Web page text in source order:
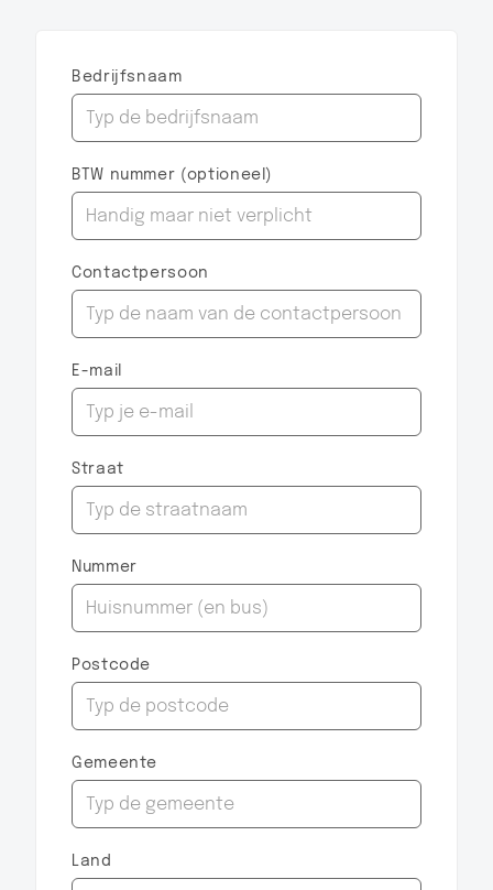
Bedrijfsnaam
BTW nummer (optioneel)
Contactpersoon
E-mail
Straat
Nummer
Postcode
Gemeente
Land